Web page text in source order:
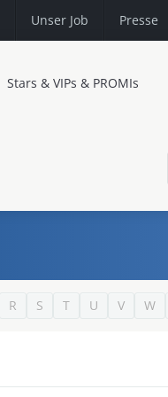
Unser Job Presse
Stars & VIPs & PROMIs
R S T U V W